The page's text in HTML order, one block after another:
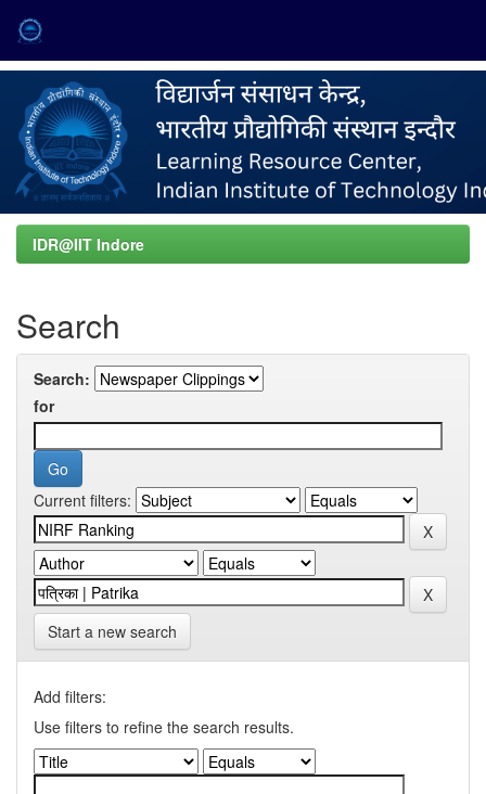
navigation
IDR@IIT Indore
Search
Search:
for
Current filters:
Start a new search
Add filters:
Use filters to refine the search results.